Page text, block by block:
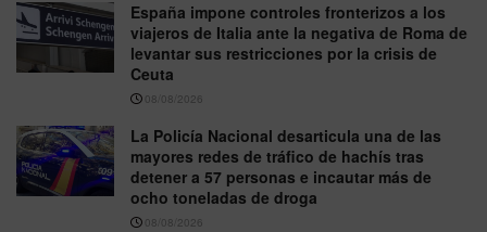
España impone controles fronterizos a los
viajeros de Italia ante la negativa de Roma de
levantar sus restricciones por la crisis de
Ceuta
08/08/2026
La Policía Nacional desarticula una de las
mayores redes de tráfico de hachís tras
detener a 57 personas e incautar más de
ocho toneladas de droga
08/08/2026